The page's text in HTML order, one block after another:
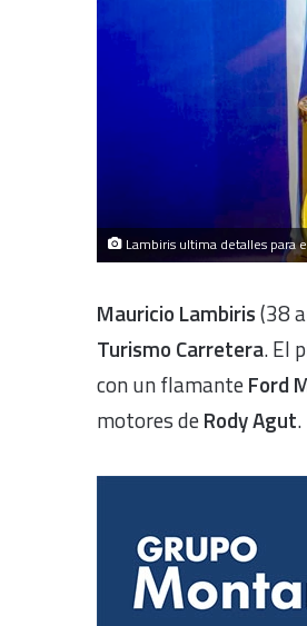
Lambiris ultima detalles para
Mauricio Lambiris(38
Turismo Carretera. El
con un flamanteFord
motores deRody Agut.